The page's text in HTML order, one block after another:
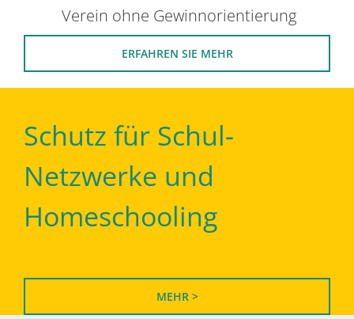
Verein ohne Gewinnorientierung
ERFAHREN SIE MEHR
Schutz für Schul-
Netzwerke und
Homeschooling
MEHR >